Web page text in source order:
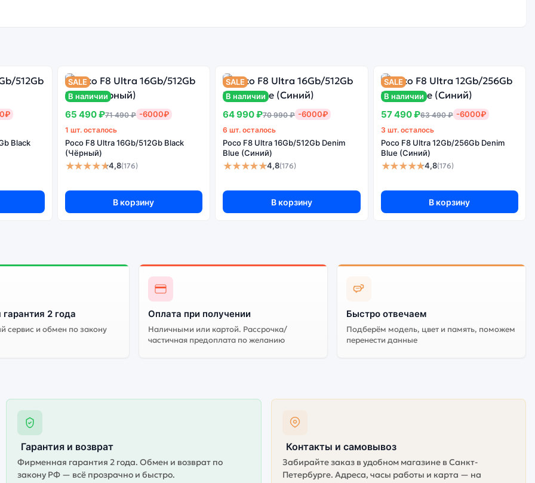
Blue (Синий)
дешевле, но корректная работа сервисов не гарантируется.
Black
SALE
В наличии
65 490 ₽71 490 ₽ -6000₽
1 шт. осталось
Poco F8 Ultra 16Gb/512Gb Black
(Чёрный)
★★★★★4,8(176)
В корзину
SALE
В наличии
64 990 ₽70 990 ₽ -6000₽
6 шт. осталось
Poco F8 Ultra 16Gb/512Gb Denim
Blue (Синий)
★★★★★4,8(176)
В корзину
SALE
В наличии
57 490 ₽63 490 ₽ -6000₽
3 шт. осталось
Poco F8 Ultra 12Gb/256Gb Denim
Blue (Синий)
★★★★★4,8(176)
В корзину
2 года
сервис и обмен по закону
Оплата при получении
Наличными или картой. Рассрочка/
частичная предоплата по желанию
Быстро отвечаем
Подберём модель, цвет и память, поможем
перенести данные
Гарантия и возврат
Фирменная гарантия 2 года. Обмен и возврат по
закону РФ — всё прозрачно и быстро.
Контакты и самовывоз
Забирайте заказ в удобном магазине в Санкт-
Петербурге. Адреса, часы работы и карта — на